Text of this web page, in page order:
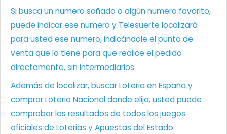
Si busca un numero soñado o algún numero favorito,
puede indicar ese numero y Telesuerte localizará
para usted ese numero, indicándole el punto de
venta que lo tiene para que realice el pedido
directamente, sin intermediarios.
Además de localizar, buscar Loteria en España y
comprar Loteria Nacional donde elija, usted puede
comprobar los resultados de todos los juegos
oficiales de Loterias y Apuestas del Estado.